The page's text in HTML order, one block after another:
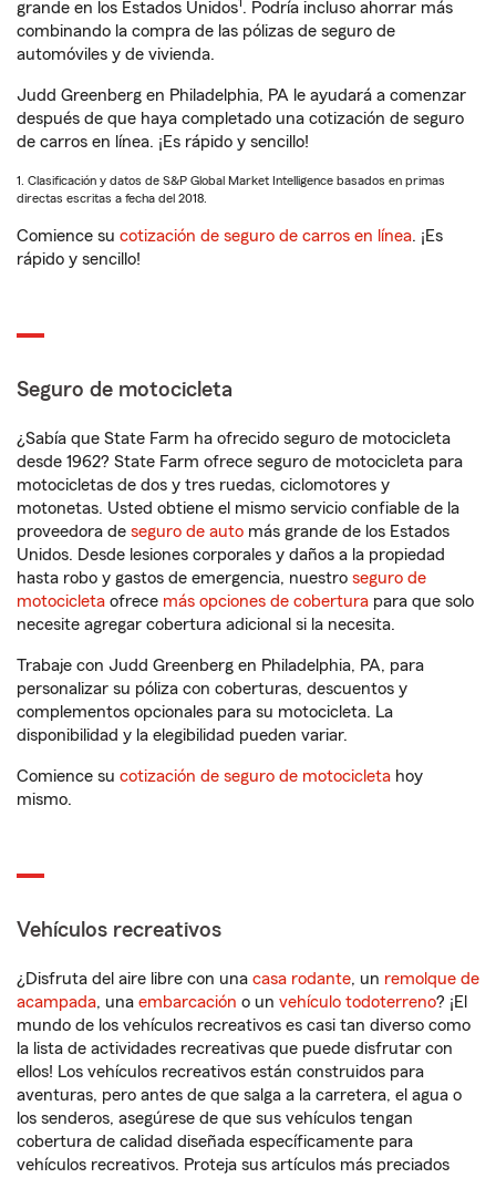
grande en los Estados Unidos . Podría incluso ahorrar más
combinando la compra de las pólizas de seguro de
automóviles y de vivienda.
Judd Greenberg en Philadelphia, PA le ayudará a comenzar
después de que haya completado una cotización de seguro
de carros en línea. ¡Es rápido y sencillo!
1. Clasificación y datos de S&P Global Market Intelligence basados en primas
directas escritas a fecha del 2018.
Comience su cotización de seguro de carros en línea. ¡Es
rápido y sencillo!
Seguro de motocicleta
¿Sabía que State Farm ha ofrecido seguro de motocicleta
desde 1962? State Farm ofrece seguro de motocicleta para
motocicletas de dos y tres ruedas, ciclomotores y
motonetas. Usted obtiene el mismo servicio confiable de la
proveedora de seguro de auto más grande de los Estados
Unidos. Desde lesiones corporales y daños a la propiedad
hasta robo y gastos de emergencia, nuestro seguro de
motocicleta ofrece más opciones de cobertura para que solo
necesite agregar cobertura adicional si la necesita.
Trabaje con Judd Greenberg en Philadelphia, PA, para
personalizar su póliza con coberturas, descuentos y
complementos opcionales para su motocicleta. La
disponibilidad y la elegibilidad pueden variar.
Comience su cotización de seguro de motocicleta hoy
mismo.
Vehículos recreativos
¿Disfruta del aire libre con una casa rodante, un remolque de
acampada, una embarcación o un vehículo todoterreno? ¡El
mundo de los vehículos recreativos es casi tan diverso como
la lista de actividades recreativas que puede disfrutar con
ellos! Los vehículos recreativos están construidos para
aventuras, pero antes de que salga a la carretera, el agua o
los senderos, asegúrese de que sus vehículos tengan
cobertura de calidad diseñada específicamente para
vehículos recreativos. Proteja sus artículos más preciados